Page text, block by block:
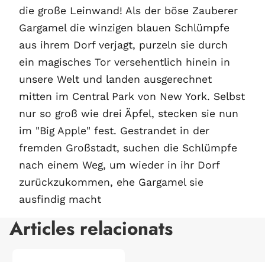
die große Leinwand! Als der böse Zauberer
Gargamel die winzigen blauen Schlümpfe
aus ihrem Dorf verjagt, purzeln sie durch
ein magisches Tor versehentlich hinein in
unsere Welt und landen ausgerechnet
mitten im Central Park von New York. Selbst
nur so groß wie drei Äpfel, stecken sie nun
im "Big Apple" fest. Gestrandet in der
fremden Großstadt, suchen die Schlümpfe
nach einem Weg, um wieder in ihr Dorf
zurückzukommen, ehe Gargamel sie
ausfindig macht
Articles relacionats